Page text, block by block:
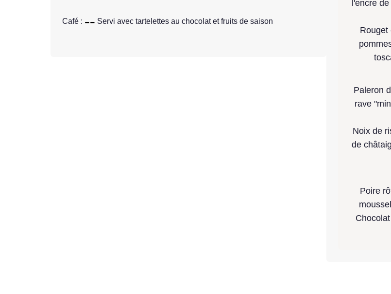
Café : Servi avec tartelettes au chocolat et fruits de saison
l'encre
Rouget
Paleron
rave
Noix de
de
Poire